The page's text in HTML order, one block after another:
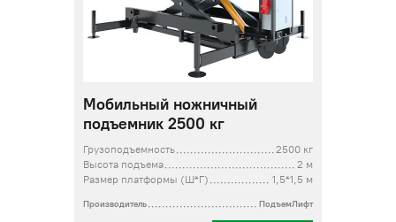
Мобильный ножничный
подъемник 2500 кг
Грузоподъемность
2500 кг
Высота подъема
2 м
Размер платформы (Ш*Г)
1,5*1,5 м
Производитель ПодъемЛифт